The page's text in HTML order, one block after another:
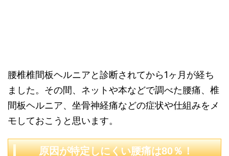
腰椎椎間板ヘルニアと診断されてから1ヶ月が経ち
ました。その間、ネットや本などで調べた腰痛、椎
間板ヘルニア、坐骨神経痛などの症状や仕組みをメ
モしておこうと思います。
原因が特定しにくい腰痛は80％！